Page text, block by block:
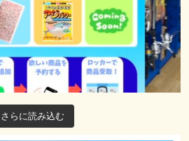
さらに読み込む